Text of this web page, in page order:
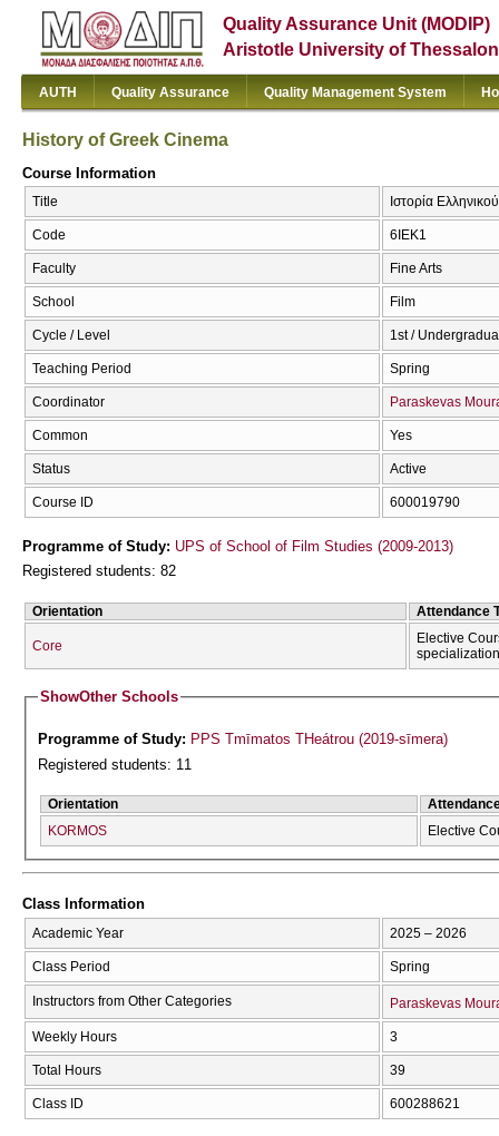
Quality Assurance Unit (MODIP)
Aristotle University of
AUTH Quality Assurance Quality Management System
History of Greek Cinema
Course Information
Title Ιστορία
Code 6ΙΕΚ1
Faculty Fine Arts
School Film
Cycle / Level 1st /
Teaching Period Spring
Coordinator Paraskevas
Common Yes
Status Active
Course ID 600019790
Programme of Study: UPS of School of Film Studies (2009-2013)
Registered students: 82
Orientation Attendance
Core
Elective
specialization
ShowOther Schools
Programme of Study: PPS Tmīmatos THeátrou (2019-sīmera)
Registered students: 11
Orientation
KORMOS
Elective
Class Information
Academic Year 2025 – 2026
Class Period Spring
Instructors from Other Categories Paraskevas
Weekly Hours 3
Total Hours 39
Class ID 600288621